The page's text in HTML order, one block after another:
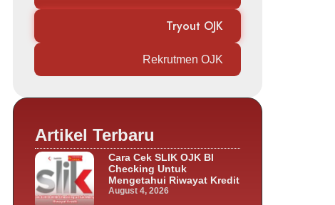
Tryout OJK
Rekrutmen OJK
Artikel Terbaru
Cara Cek SLIK OJK BI
Checking Untuk
Mengetahui Riwayat Kredit
August 4, 2026